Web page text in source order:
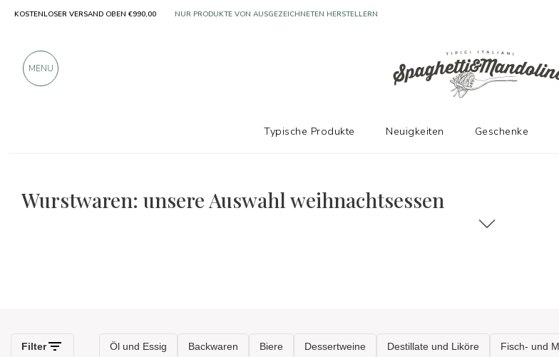
Wurstwaren: unsere Auswahl weihnachtsessen
KOSTENLOSER VERSAND OBEN €990,00 NUR PRODUKTE VON AUSGEZEICHNETEN HERSTELLERN
MENU
Typische Produkte Neuigkeiten Geschenke